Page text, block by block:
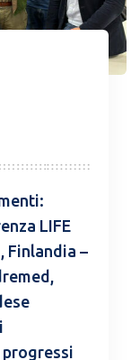
LIFE
Finlandia –